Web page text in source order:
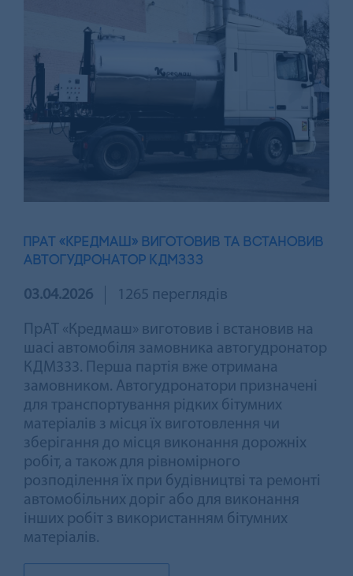
ПРАТ «КРЕДМАШ» ВИГОТОВИВ ТА ВСТАНОВИВ
АВТОГУДРОНАТОР КДМ333
03.04.2026 1265 переглядів
ПрАТ «Кредмаш» виготовив і встановив на
шасі автомобіля замовника автогудронатор
КДМ333. Перша партія вже отримана
замовником. Автогудронатори призначені
для транспортування рідких бітумних
матеріалів з місця їх виготовлення чи
зберігання до місця виконання дорожніх
робіт, а також для рівномірного
розподілення їх при будівництві та ремонті
автомобільних доріг або для виконання
інших робіт з використанням бітумних
матеріалів.